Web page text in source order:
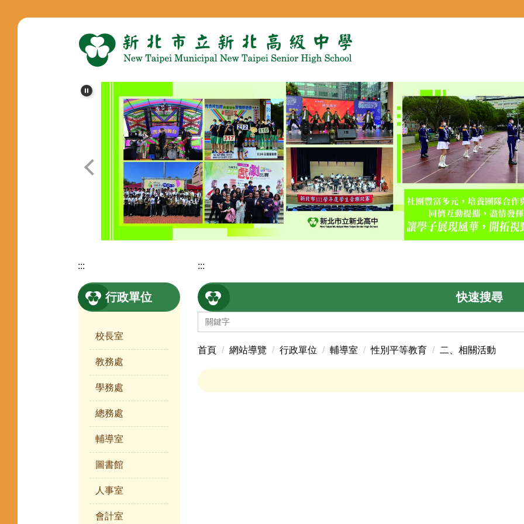
:::
行政單位
校長室
教務處
學務處
總務處
輔導室
圖書館
人事室
會計室
:::
快速搜尋
首頁 網站導覽 行政單位 輔導室 性別平等教育 二、相關活動